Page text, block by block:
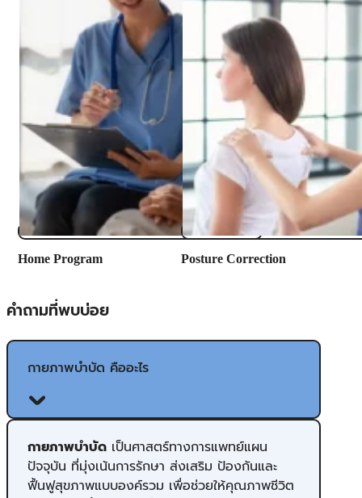
​Home Program Posture Correction
คำถามที่พบบ่อย
กายภาพบำบัด คืออะไร
กายภาพบำบัด เป็นศาสตร์ทางการแพทย์แผน
ปัจจุบัน ​ที่มุ่งเน้นการรักษา ส่งเสริม ป้องกันและ
ฟื้นฟูสุขภาพแบบองค์รวม เพื่อช่วยให้คุณภาพชีวิต